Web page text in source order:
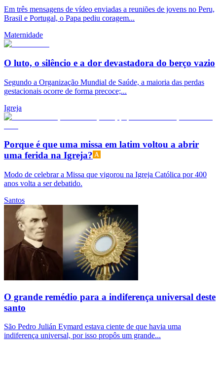
Em três mensagens de vídeo enviadas a reuniões de jovens no Peru,
Brasil e Portugal, o Papa pediu coragem...
Maternidade
O luto, o silêncio e a dor devastadora do berço vazio
Segundo a Organização Mundial de Saúde, a maioria das perdas
gestacionais ocorre de forma precoce;...
Igreja
Porque é que uma missa em latim voltou a abrir
uma ferida na Igreja?
Modo de celebrar a Missa que vigorou na Igreja Católica por 400
anos volta a ser debatido.
Santos
O grande remédio para a indiferença universal deste
santo
São Pedro Julián Eymard estava ciente de que havia uma
indiferença universal, por isso propôs um grande...